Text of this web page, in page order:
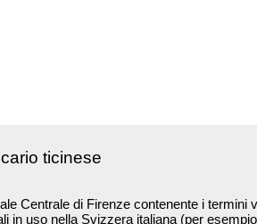
ticinese
Centrale di Firenze contenente i
in uso nella Svizzera italiana (per esempio